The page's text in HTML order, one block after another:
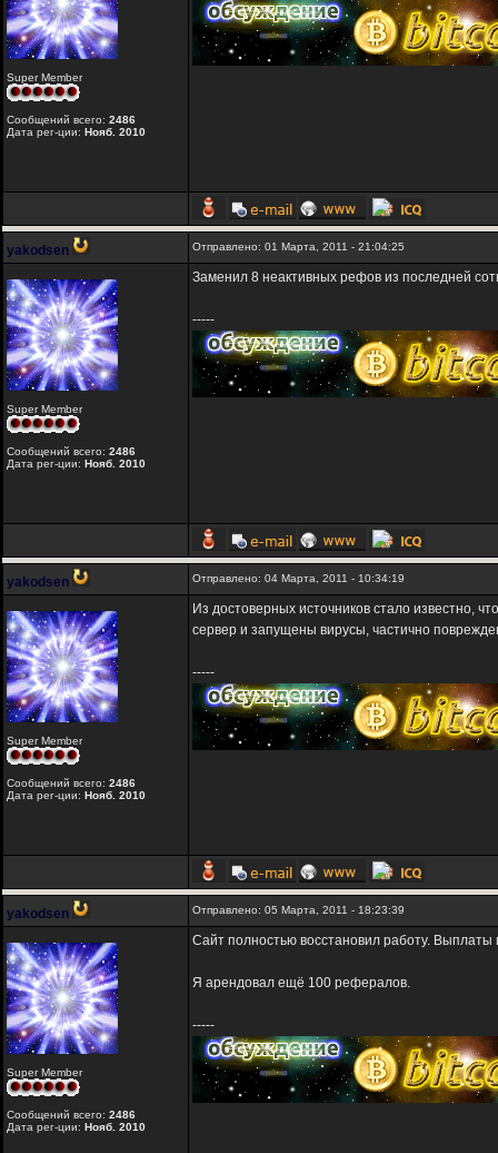
Super Member
Сообщений всего: 2486
Дата рег-ции: Нояб. 2010
yakodsen Отправлено: 01 Марта, 2011 - 21:04:25
Super Member
Сообщений всего: 2486
Дата рег-ции: Нояб. 2010
Заменил 8 неактивных рефов из последней
-----
yakodsen Отправлено: 04 Марта, 2011 - 10:34:19
Super Member
Сообщений всего: 2486
Дата рег-ции: Нояб. 2010
Из достоверных источников стало известно,
сервер и запущены вирусы, частично
-----
yakodsen Отправлено: 05 Марта, 2011 - 18:23:39
Super Member
Сообщений всего: 2486
Дата рег-ции: Нояб. 2010
Сайт полностью восстановил работу.
Я арендовал ещё 100 рефералов.
-----